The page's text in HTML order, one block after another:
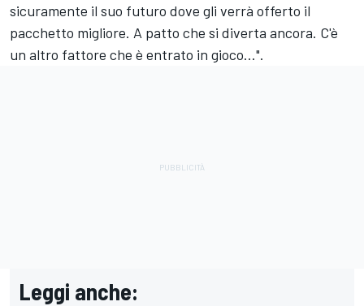
sicuramente il suo futuro dove gli verrà offerto il
pacchetto migliore. A patto che si diverta ancora. C'è
un altro fattore che è entrato in gioco...".
Leggi anche: